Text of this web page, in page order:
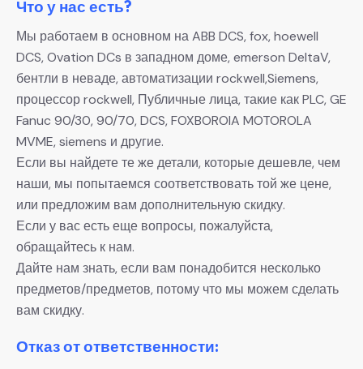
Что у нас есть?
Мы работаем в основном на ABB DCS, fox, hoewell
DCS, Ovation DCs в западном доме, emerson DeltaV,
бентли в неваде, автоматизации rockwell,Siemens,
процессор rockwell, Публичные лица, такие как PLC, GE
Fanuc 90/30, 90/70, DCS, FOXBOROIA MOTOROLA
MVME, siemens и другие.
Если вы найдете те же детали, которые дешевле, чем
наши, мы попытаемся соответствовать той же цене,
или предложим вам дополнительную скидку.
Если у вас есть еще вопросы, пожалуйста,
обращайтесь к нам.
Дайте нам знать, если вам понадобится несколько
предметов/предметов, потому что мы можем сделать
вам скидку.
Отказ от ответственности: